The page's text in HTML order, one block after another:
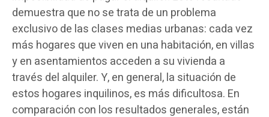
demuestra que no se trata de un problema
exclusivo de las clases medias urbanas: cada vez
más hogares que viven en una habitación, en villas
y en asentamientos acceden a su vivienda a
través del alquiler. Y, en general, la situación de
estos hogares inquilinos, es más dificultosa. En
comparación con los resultados generales, están